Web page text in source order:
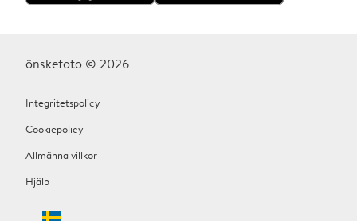
önskefoto © 2026
Integritetspolicy
Cookiepolicy
Allmänna villkor
Hjälp